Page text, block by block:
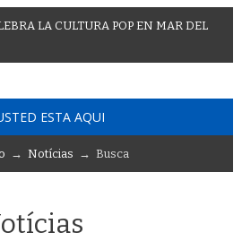
EBRA LA CULTURA POP EN MAR DEL
ESTA AQUI
→ Notícias → Busca